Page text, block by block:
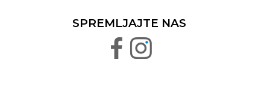
SPREMLJAJTE NAS